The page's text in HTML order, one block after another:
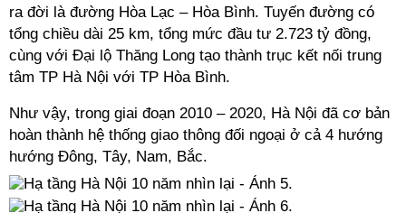
ra đời là đường Hòa Lạc – Hòa Bình. Tuyến đường có
tổng chiều dài 25 km, tổng mức đầu tư 2.723 tỷ đồng,
cùng với Đại lộ Thăng Long tạo thành trục kết nối trung
tâm TP Hà Nội với TP Hòa Bình.
Như vậy, trong giai đoạn 2010 – 2020, Hà Nội đã cơ bản
hoàn thành hệ thống giao thông đối ngoại ở cả 4 hướng
hướng Đông, Tây, Nam, Bắc.